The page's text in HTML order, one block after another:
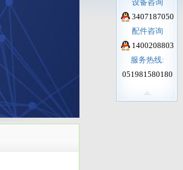
设备咨询
3407187050
配件咨询
1400208803
服务热线:
051981580180